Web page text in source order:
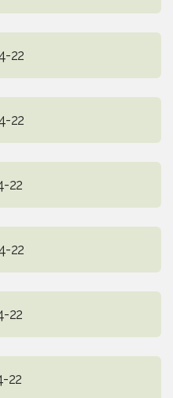
22
22
22
22
22
22